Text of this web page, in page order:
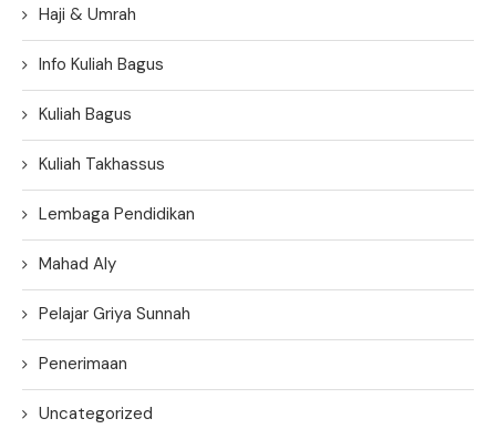
Haji & Umrah
Info Kuliah Bagus
Kuliah Bagus
Kuliah Takhassus
Lembaga Pendidikan
Mahad Aly
Pelajar Griya Sunnah
Penerimaan
Uncategorized